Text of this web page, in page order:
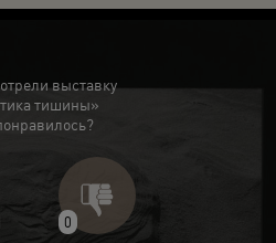
выставку
тишины»
0